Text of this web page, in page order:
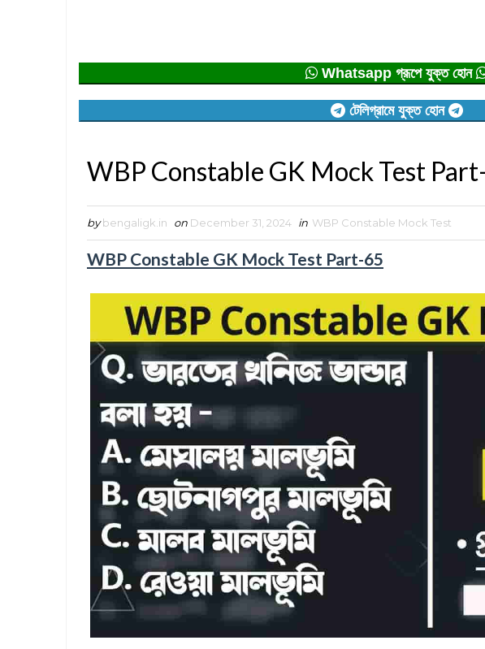
Whatsapp গ্রূপে যুক্ত হোন
টেলিগ্রামে যুক্ত হোন
WBP Constable GK Mock Test
by bengaligk.in on December 31, 2024 in WBP Constable Mock Test
WBP Constable GK Mock Test Part-65